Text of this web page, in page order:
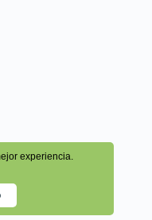
experiencia.